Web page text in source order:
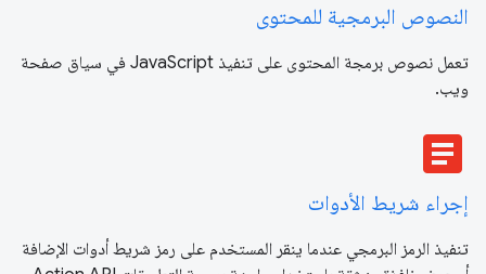
النصوص البرمجية للمحتوى
تعمل نصوص برمجة المحتوى على تنفيذ JavaScript في سياق صفحة
ويب.
article
إجراء شريط الأدوات
تنفيذ الرمز البرمجي عندما ينقر المستخدم على رمز شريط أدوات الإضافة